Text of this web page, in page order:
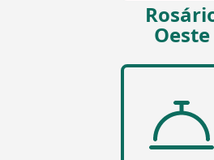
Oeste